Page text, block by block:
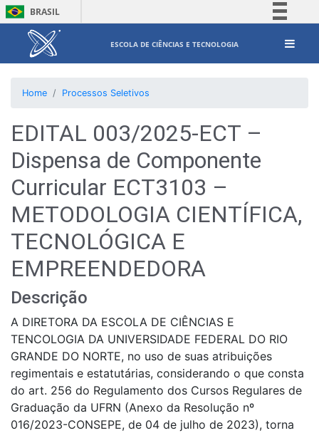
BRASIL
Canais
ESCOLA DE CIÊNCIAS E TECNOLOGIA
Home Processos Seletivos
EDITAL 003/2025-ECT –
Dispensa de Componente
Curricular ECT3103 –
METODOLOGIA CIENTÍFICA,
TECNOLÓGICA E
EMPREENDEDORA
Descrição
A DIRETORA DA ESCOLA DE CIÊNCIAS E
TENCOLOGIA DA UNIVERSIDADE FEDERAL DO RIO
GRANDE DO NORTE, no uso de suas atribuições
regimentais e estatutárias, considerando o que consta
do art. 256 do Regulamento dos Cursos Regulares de
Graduação da UFRN (Anexo da Resolução nº
016/2023-CONSEPE, de 04 de julho de 2023), torna